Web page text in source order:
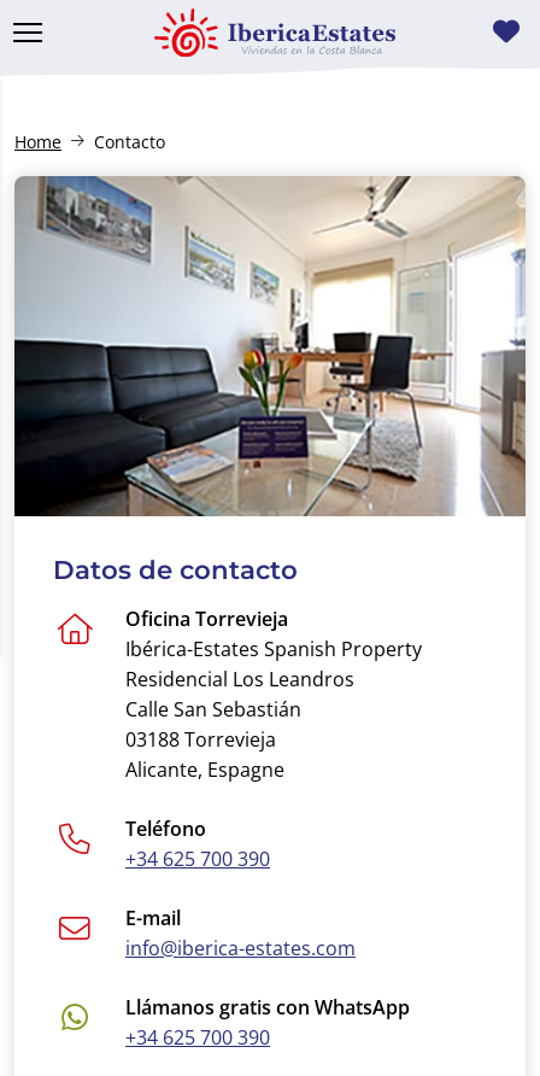
Home Contacto
Datos de contacto
Oficina Torrevieja
Ibérica-Estates Spanish Property
Residencial Los Leandros
Calle San Sebastián
03188 Torrevieja
Alicante, Espagne
Teléfono
+34 625 700 390
E-mail
info@iberica-estates.com
Llámanos gratis con WhatsApp
+34 625 700 390